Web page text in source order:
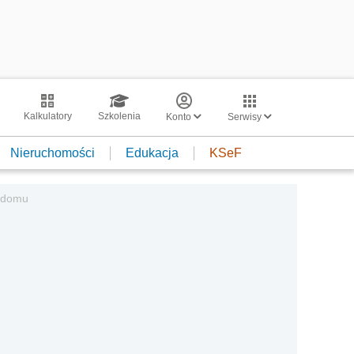
Kalkulatory Szkolenia Konto Serwisy
Nieruchomości Edukacja KSeF